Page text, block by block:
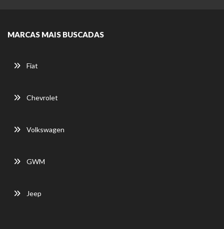
MARCAS MAIS BUSCADAS
Fiat
Chevrolet
Volkswagen
GWM
Jeep